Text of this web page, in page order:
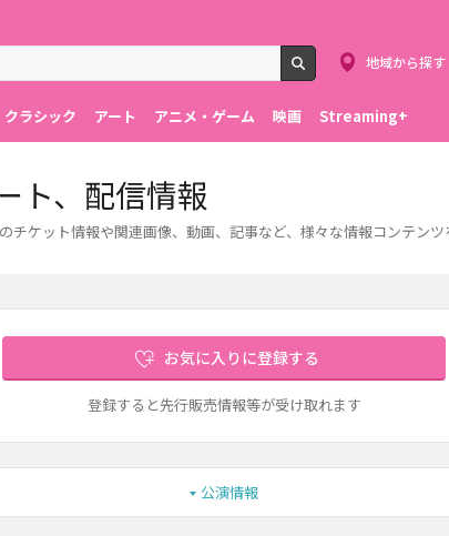
検索
地域から探す
クラシック アート アニメ・ゲーム 映画 Streaming+
ト、配信情報
ケット情報や関連画像、動画、記事など、様々な情報コンテンツ
お気に入りに登録する
登録すると先行販売情報等が受け取れます
公演情報